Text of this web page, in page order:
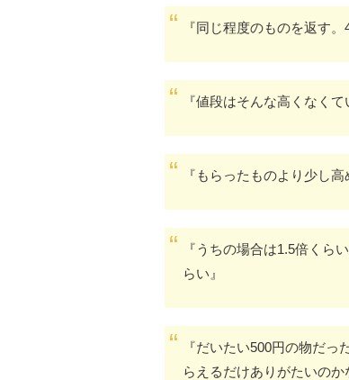
『同じ程度のものを返す
『値段はそんな高くなく
『もらったものより少し
『うちの場合は1.5倍くら
らい』
『だいたい500円の物だ
らえるだけありがたいのか